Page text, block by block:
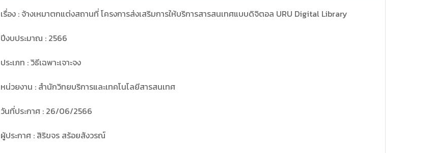
เรื่อง : จ้างเหมาตกแต่งสถานที่ โครงการส่งเสริมการให้บริการสารสนเทศแบบดิจิตอล URU Digital Library
ปีงบประมาณ : 2566
ประเภท : วิธีเฉพาะเจาะจง
หน่วยงาน : สำนักวิทยบริการและเทคโนโลยีสารสนเทศ
วันที่ประกาศ : 26/06/2566
ผู้ประกาศ : สิริขจร สร้อยสังวรณ์